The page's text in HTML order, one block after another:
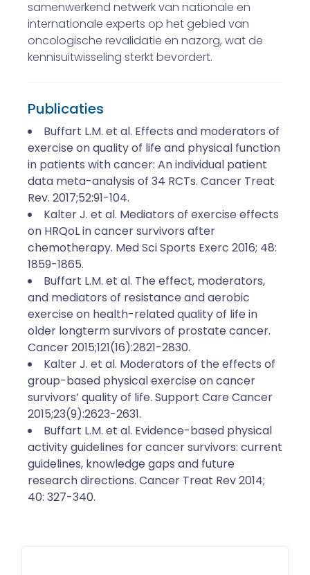
samenwerkend netwerk van nationale en
internationale experts op het gebied van
oncologische revalidatie en nazorg, wat de
kennisuitwisseling sterkt bevordert.
Publicaties
Buffart L.M. et al. Effects and moderators of
exercise on quality of life and physical function
in patients with cancer: An individual patient
data meta-analysis of 34 RCTs. Cancer Treat
Rev. 2017;52:91-104.
Kalter J. et al. Mediators of exercise effects
on HRQoL in cancer survivors after
chemotherapy. Med Sci Sports Exerc 2016; 48:
1859-1865.
Buffart L.M. et al. The effect, moderators,
and mediators of resistance and aerobic
exercise on health-related quality of life in
older longterm survivors of prostate cancer.
Cancer 2015;121(16):2821-2830.
Kalter J. et al. Moderators of the effects of
group-based physical exercise on cancer
survivors’ quality of life. Support Care Cancer
2015;23(9):2623-2631.
Buffart L.M. et al. Evidence-based physical
activity guidelines for cancer survivors: current
guidelines, knowledge gaps and future
research directions. Cancer Treat Rev 2014;
40: 327-340.